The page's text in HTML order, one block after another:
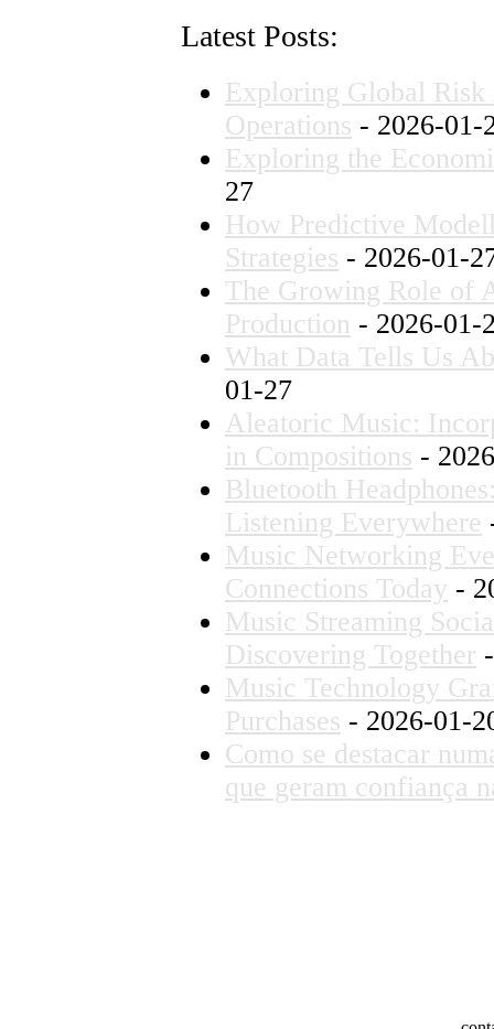
Latest Posts:
Exploring Global
Operations - 2026-01-
Exploring the
27
How Predictive
Strategies - 2026-01-
The Growing Role of
Production - 2026-01-
What Data Tells Us
01-27
Aleatoric Music:
in Compositions -
Bluetooth
Listening Everywhere
Music Networking
Connections Today -
Music Streaming
Discovering Together
Music Technology
Purchases - 2026-01-
Como se destacar
que geram confiança